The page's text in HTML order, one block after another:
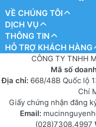
VỀ CHÚNG TÔI
DỊCH VỤ
THÔNG TIN
HỖ TRỢ KHÁCH HÀNG
CÔNG TY TNHH
Mã số
Địa chỉ: 668/48B Quốc lộ
Chí
Giấy chứng nhận đăng
Email:
(028)7308.4997